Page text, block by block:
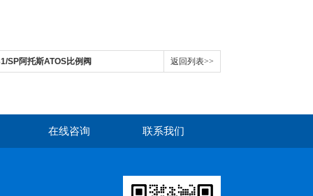
SP阿托斯ATOS比例阀 返回列表>>
在线咨询 联系我们